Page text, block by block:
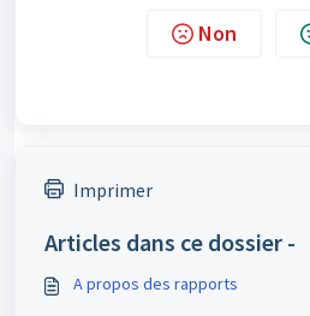
Non
Imprimer
Articles dans ce dossier -
A propos des rapports